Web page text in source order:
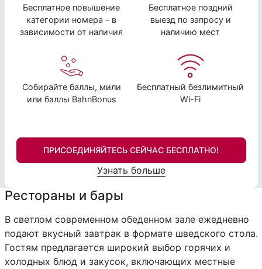
Бесплатное повышение
категории номера - в
зависимости от наличия
Бесплатное поздний
выезд по запросу и
наличию мест
Собирайте баллы, мили
или баллы BahnBonus
Бесплатный безлимитный
Wi-Fi
ПРИСОЕДИНЯЙТЕСЬ СЕЙЧАС БЕСПЛАТНО!
Узнать больше
Рестораны и бары
В светлом современном обеденном зале ежедневно
подают вкусный завтрак в формате шведского стола.
Гостям предлагается широкий выбор горячих и
холодных блюд и закусок, включающих местные